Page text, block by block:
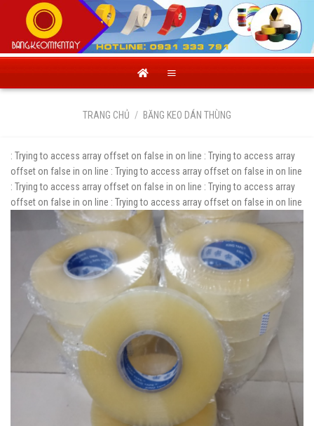
content
TRANG CHỦ / BĂNG KEO DÁN THÙNG
: Trying to access array offset on false in on line : Trying to access array
offset on false in on line : Trying to access array offset on false in on line
: Trying to access array offset on false in on line : Trying to access array
offset on false in on line : Trying to access array offset on false in on line